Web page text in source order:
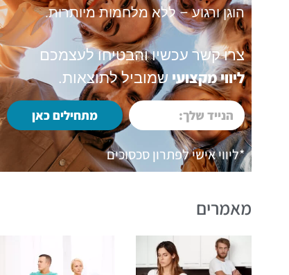
הוגן ורגוע – ללא מלחמות מיותרות.
צרו קשר עכשיו והבטיחו לעצמכם
ליווי מקצועי שמוביל לתוצאות.
מתחילים כאן
*ליווי אישי לפתרון סכסוכים
מאמרים